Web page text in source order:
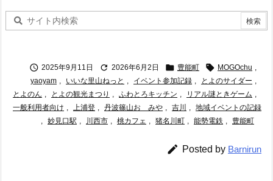
 2025年9月11日  2026年6月2日  豊能町  MOGOchu ,
yaoyam , いいな里山ねっと , イベント参加記録 , とよのサイダー ,
とよのん , とよの観光まつり , ふわとろキッチン , リアル謎ときゲーム ,
一般利用者向け , 上浦登 , 丹波篠山おゝみや , 吉川 , 地域イベントの記録
, 妙見口駅 , 川西市 , 桃カフェ , 猪名川町 , 能勢電鉄 , 豊能町
 Posted by Barnirun